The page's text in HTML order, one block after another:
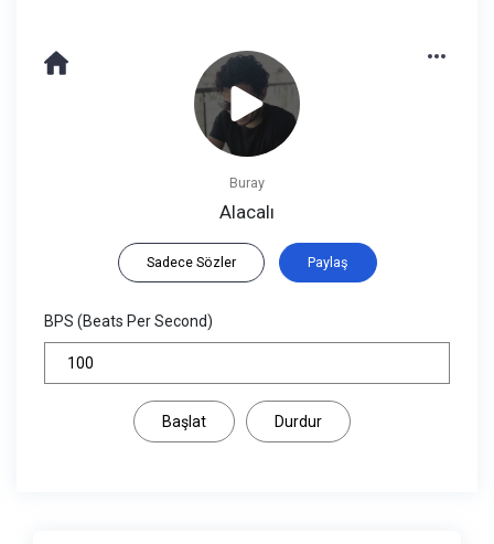
Buray
Alacalı
Sadece Sözler Paylaş
BPS (Beats Per Second)
Başlat Durdur